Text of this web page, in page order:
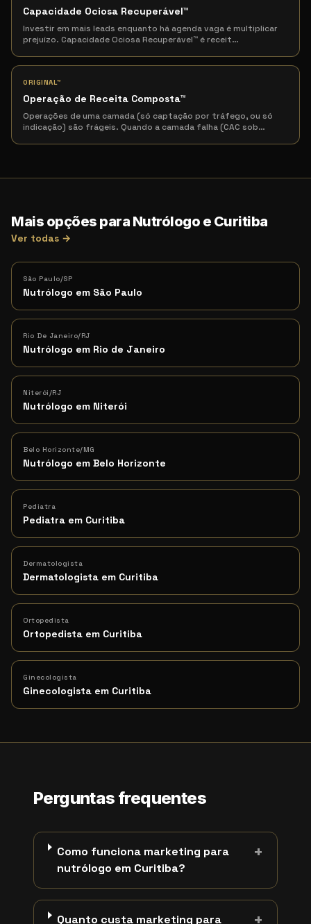
Capacidade Ociosa Recuperável™
Investir em mais leads enquanto há agenda vaga é multiplicar
prejuízo. Capacidade Ociosa Recuperável™ é receit…
ORIGINAL™
Operação de Receita Composta™
Operações de uma camada (só captação por tráfego, ou só
indicação) são frágeis. Quando a camada falha (CAC sob…
Mais opções para Nutrólogo e Curitiba
Ver todas →
São Paulo/SP
Nutrólogo em São Paulo
Rio De Janeiro/RJ
Nutrólogo em Rio de Janeiro
Niterói/RJ
Nutrólogo em Niterói
Belo Horizonte/MG
Nutrólogo em Belo Horizonte
Pediatra
Pediatra em Curitiba
Dermatologista
Dermatologista em Curitiba
Ortopedista
Ortopedista em Curitiba
Ginecologista
Ginecologista em Curitiba
Perguntas frequentes
Como funciona marketing para
nutrólogo em Curitiba?
+
Quanto custa marketing para +